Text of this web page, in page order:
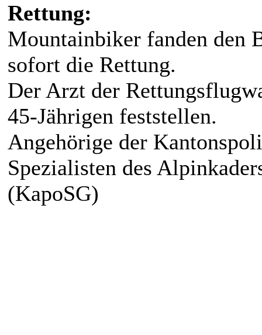
Rettung:
Mountainbiker fanden den
sofort die Rettung.
Der Arzt der
45-Jährigen feststellen.
Angehörige der
Spezialisten des
(KapoSG)